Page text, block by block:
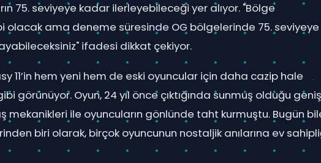
75. seviyeye kadar ilerleyebileceği yer alıyor. "Bölge
olacak ama deneme süresinde OG bölgelerinde 75. seviyeye
ifadesi dikkat çekiyor.
11’in hem yeni hem de eski oyuncular için daha cazip hale
görünüyor. Oyun, 24 yıl önce çıktığında sunmuş olduğu geniş
mekanikleri ile oyuncuların gönlünde taht kurmuştu. Bugün
biri olarak, birçok oyuncunun nostaljik anılarına ev